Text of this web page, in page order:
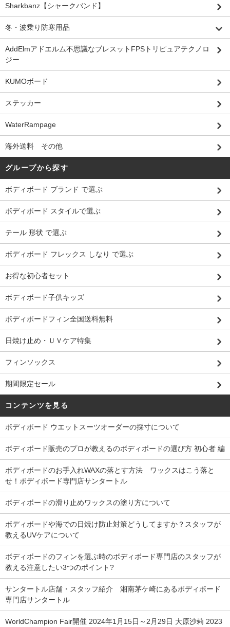
Sharkbanz【シャークバンド】
冬・波乗り防寒用品
AddElmアドエルム不思議なブレスットFPSトリピュアテクノロ
ジー
KUMOボード
ステッカー
WaterRampage
海外送料 その他
グループから探す
ボディボード ブランド で選ぶ
ボディボード スタイルで選ぶ
テール 形状 で選ぶ
ボディボード フレックス しなり で選ぶ
お得な初心者セット
ボディボード子供キッズ
ボディボードフィン全国送料無料
日焼け止め・ＵＶケア特集
フィンソックス
期間限定セール
コンテンツを見る
ボディボード ウエットスーツオーダーの採寸について
ボディボード販売のプロが教えるのボディボードの選び方 初心者 編
ボディボードのお手入れWAXの落とす方法 ワックスはこう落と
せ！ボディボード専門店サンタートル
ボディボードの滑り止めワックスの塗り方について
ボディボードや海での日焼け防止対策どうしてますか？スタッフが
教えるUVケアについて
ボディボードのフィンを選ぶ時のボディボード専門店のスタッフが
教える注意したい3つのポイント?
サンタートル店舗・スタッフ紹介 湘南茅ケ崎にあるボディボード
専門店サンタートル
WorldChampion Fair開催 2024年1月15日～2月29日 大原沙莉 2023